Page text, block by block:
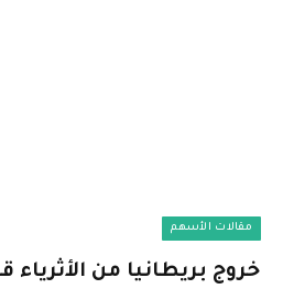
مقالات الأسهم
خروج بريطانيا من الأثرياء